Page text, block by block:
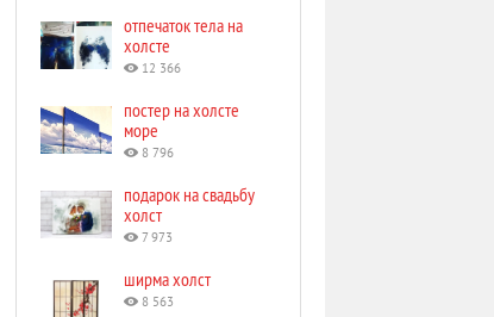
отпечаток тела на
холсте
12 366
постер на холсте
море
8 796
подарок на свадьбу
холст
7 973
ширма холст
8 563